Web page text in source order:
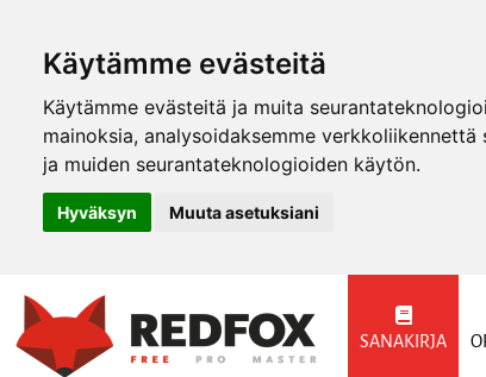
Käytämme evästeitä
Käytämme evästeitä ja muita
mainoksia, analysoidaksemme
ja muiden seurantateknologioiden käytön.
Hyväksyn Muuta asetuksiani
SANAKIRJA